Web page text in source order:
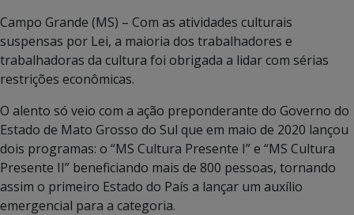
Campo Grande (MS) – Com as atividades culturais
suspensas por Lei, a maioria dos trabalhadores e
trabalhadoras da cultura foi obrigada a lidar com sérias
restrições econômicas.
O alento só veio com a ação preponderante do Governo do
Estado de Mato Grosso do Sul que em maio de 2020 lançou
dois programas: o “MS Cultura Presente I” e “MS Cultura
Presente II” beneficiando mais de 800 pessoas, tornando
assim o primeiro Estado do País a lançar um auxílio
emergencial para a categoria.